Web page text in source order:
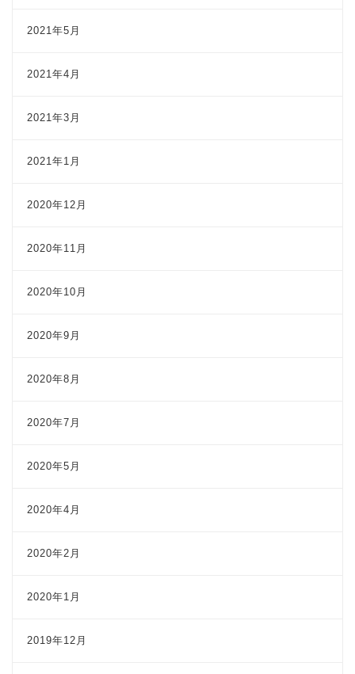
2021年5月
2021年4月
2021年3月
2021年1月
2020年12月
2020年11月
2020年10月
2020年9月
2020年8月
2020年7月
2020年5月
2020年4月
2020年2月
2020年1月
2019年12月